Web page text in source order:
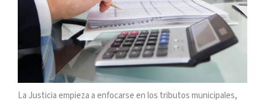
La Justicia empieza a enfocarse en los tributos municipales,